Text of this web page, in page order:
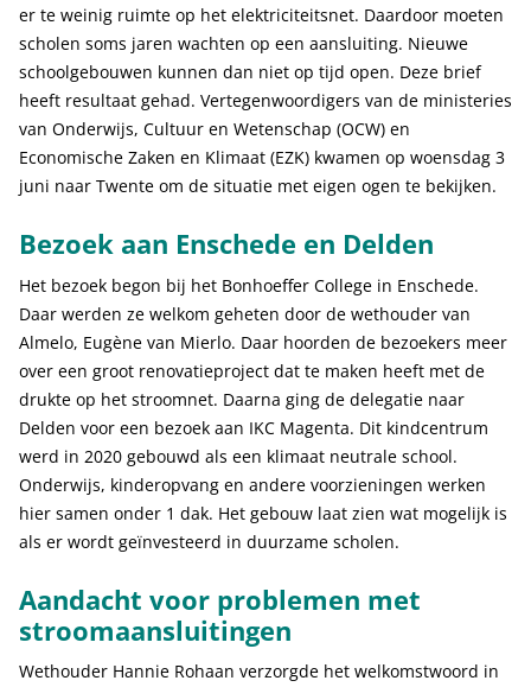
er te weinig ruimte op het elektriciteitsnet. Daardoor moeten
scholen soms jaren wachten op een aansluiting. Nieuwe
schoolgebouwen kunnen dan niet op tijd open. Deze brief
heeft resultaat gehad. Vertegenwoordigers van de ministeries
van Onderwijs, Cultuur en Wetenschap (OCW) en
Economische Zaken en Klimaat (EZK) kwamen op woensdag 3
juni naar Twente om de situatie met eigen ogen te bekijken.
Bezoek aan Enschede en Delden
Het bezoek begon bij het Bonhoeffer College in Enschede.
Daar werden ze welkom geheten door de wethouder van
Almelo, Eugène van Mierlo. Daar hoorden de bezoekers meer
over een groot renovatieproject dat te maken heeft met de
drukte op het stroomnet. Daarna ging de delegatie naar
Delden voor een bezoek aan IKC Magenta. Dit kindcentrum
werd in 2020 gebouwd als een klimaat neutrale school.
Onderwijs, kinderopvang en andere voorzieningen werken
hier samen onder 1 dak. Het gebouw laat zien wat mogelijk is
als er wordt geïnvesteerd in duurzame scholen.
Aandacht voor problemen met
stroomaansluitingen
Wethouder Hannie Rohaan verzorgde het welkomstwoord in